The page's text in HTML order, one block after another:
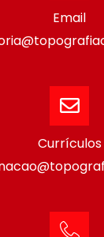
Email
Currículos